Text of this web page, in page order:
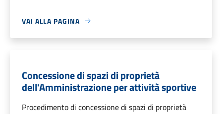
VAI ALLA PAGINA
Concessione di spazi di proprietà
dell'Amministrazione per attività sportive
Procedimento di concessione di spazi di proprietà